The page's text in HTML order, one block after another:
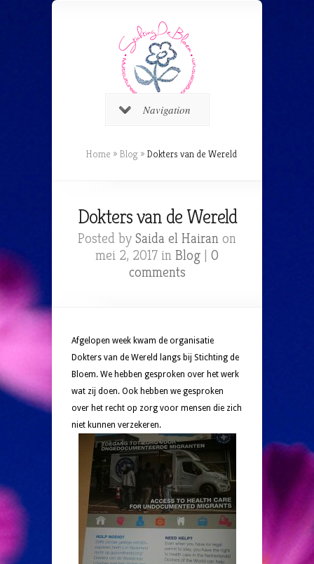
Navigation
Home » Blog » Dokters van de Wereld
Dokters van de Wereld
Posted by Saida el Hairan on
mei 2, 2017 in Blog | 0
comments
Afgelopen week kwam de organisatie
Dokters van de Wereld langs bij Stichting de
Bloem. We hebben gesproken over het werk
wat zij doen. Ook hebben we gesproken
over het recht op zorg voor mensen die zich
niet kunnen verzekeren.